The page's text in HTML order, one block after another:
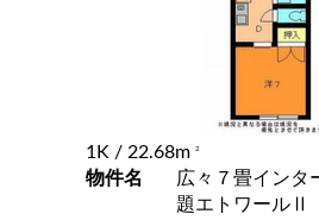
1K / 22.68m 2
物件名
広々７畳インタ
題エトワールⅡ